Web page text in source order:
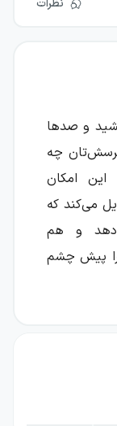
نظرات
و صدها
چه
امکان
می‌کند که
و هم
را پیش چشم
از جمعی
در